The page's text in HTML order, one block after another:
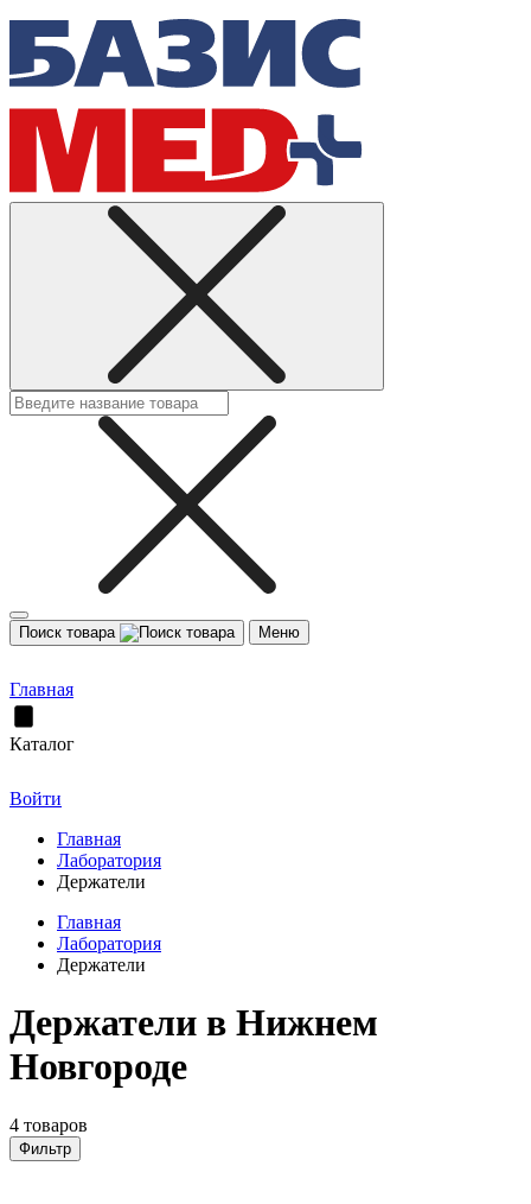
Поиск товара Меню
Главная
Каталог
Войти
Главная
Лаборатория
Держатели
Главная
Лаборатория
Держатели
Держатели в Нижнем
Новгороде
4 товаров
Фильтр